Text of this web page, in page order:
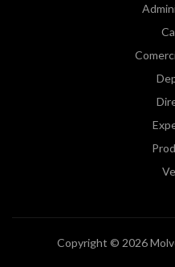
Copyright © 2026